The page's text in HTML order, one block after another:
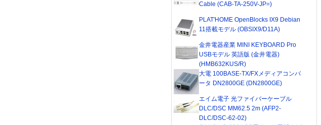
Cable (CAB-TA-250V-JP=)
PLAT'HOME OpenBlocks IX9 Debian
11搭載モデル (OBSIX9/D11A)
金井電器産業 MINI KEYBOARD Pro
USBモデル 英語版 (金井電器)
(HMB632KUS/R)
大電 100BASE-TX/FXメディアコンバ
ータ DN2800GE (DN2800GE)
エイム電子 光ファイバーケーブル
DLC/DSC MM62.5 2m (AFP2-
DLC/DSC-62-02)